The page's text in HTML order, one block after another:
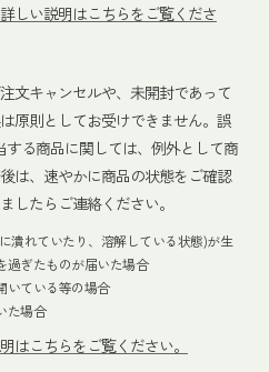
しい説明はこちらをご覧くださ
文キャンセルや、未開封であって
原則としてお受けできません。誤
る商品に関しては、例外として商
は、速やかに商品の状態をご確認
したらご連絡ください。
潰れていたり、溶解している状態)が生
過ぎたものが届いた場合
いている等の場合
た場合
はこちらをご覧ください。